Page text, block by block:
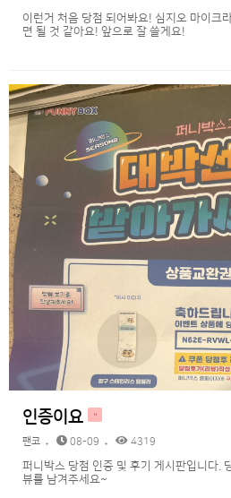
이런거 처음 당첨 되어봐요! 심지오 마이크
면 될 것 같아요! 앞으로 잘 쓸게요!
인증이요 H
팬코 08-09 4319
퍼니박스 당첨 인증 및 후기 게시판입니다.
뷰를 남겨주세요~